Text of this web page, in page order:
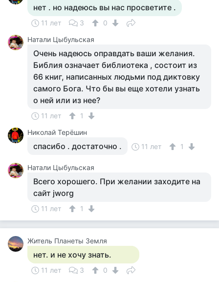
нет . но надеюсь вы нас просветите .
11 лет 3
0
Натали Цыбульская
Очень надеюсь оправдать ваши желания.
Библия означает библиотека , состоит из
66 книг, написанных людьми под диктовку
самого Бога. Что бы вы еще хотели узнать
о ней или из нее?
11 лет
1
Николай Терёшин
спасибо . достаточно . 11 лет 1
Натали Цыбульская
Всего хорошего. При желании заходите на
сайт jworg
11 лет 1
Житель Планеты Земля
нет. и не хочу знать.
11 лет 3
0